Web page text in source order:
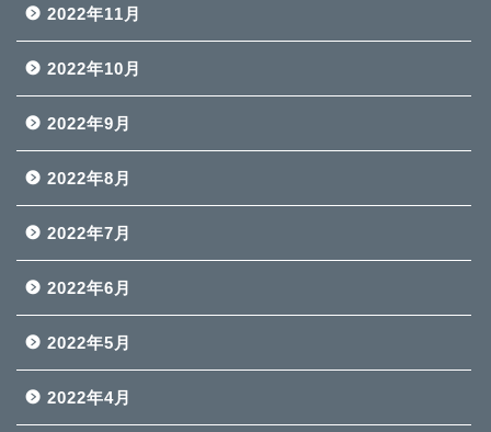
2022年11月
2022年10月
2022年9月
2022年8月
2022年7月
2022年6月
2022年5月
2022年4月